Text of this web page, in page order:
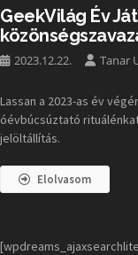
GeekVilág Év
2023.12.22. Tanar
Lassan a 2023-as év
óévbúcsúztató
jelöltállítás.
Elolvasom